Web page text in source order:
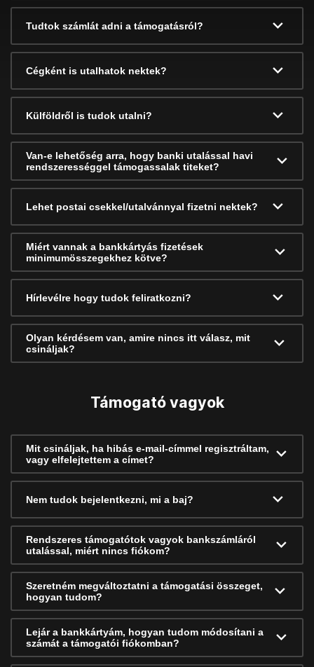
Tudtok számlát adni a támogatásról?
Cégként is utalhatok nektek?
Külföldről is tudok utalni?
Van-e lehetőség arra, hogy banki utalással havi
rendszerességgel támogassalak titeket?
Lehet postai csekkel/utalvánnyal fizetni nektek?
Miért vannak a bankkártyás fizetések
minimumösszegekhez kötve?
Hírlevélre hogy tudok feliratkozni?
Olyan kérdésem van, amire nincs itt válasz, mit
csináljak?
Támogató vagyok
Mit csináljak, ha hibás e-mail-címmel regisztráltam,
vagy elfelejtettem a címet?
Nem tudok bejelentkezni, mi a baj?
Rendszeres támogatótok vagyok bankszámláról
utalással, miért nincs fiókom?
Szeretném megváltoztatni a támogatási összeget,
hogyan tudom?
Lejár a bankkártyám, hogyan tudom módosítani a
számát a támogatói fiókomban?